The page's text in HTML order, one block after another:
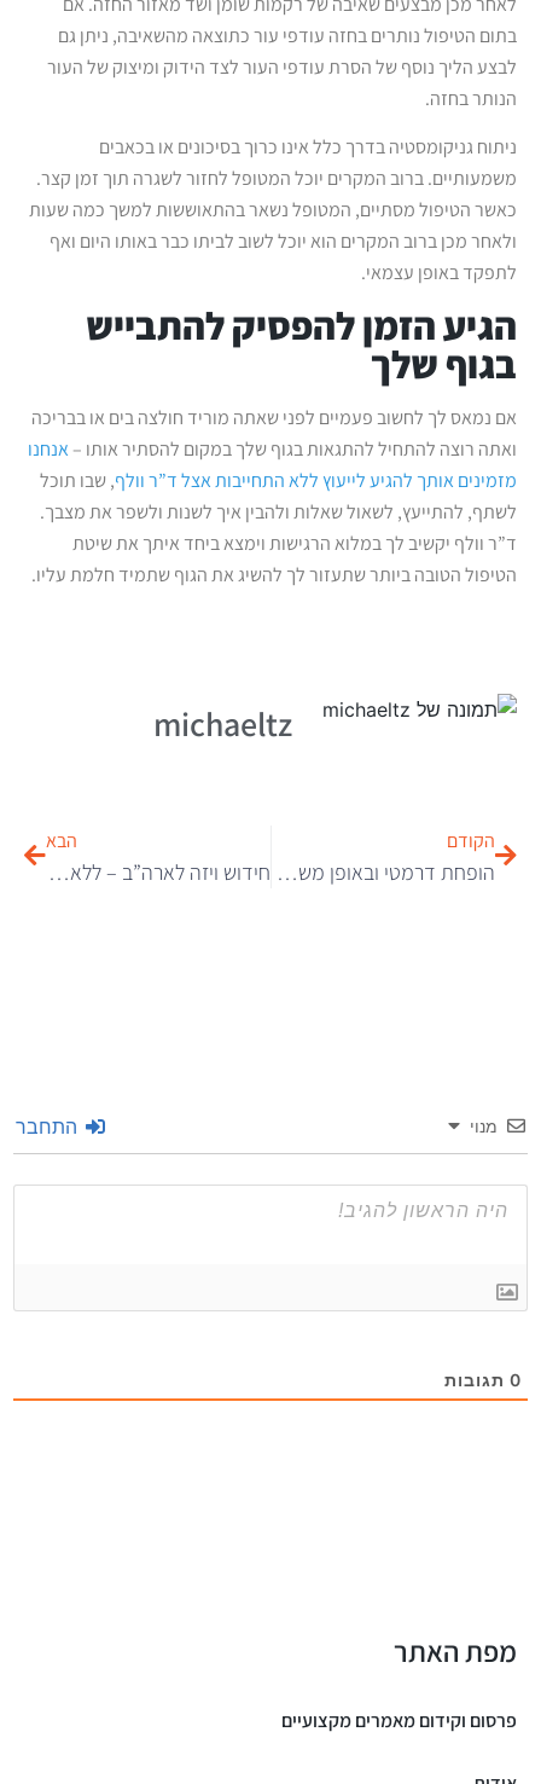
בתום הטיפול נותרים בחזה עודפי עור כתוצאה מהשאיבה, ניתן גם
לבצע הליך נוסף של הסרת עודפי העור לצד הידוק ומיצוק של העור
הנותר בחזה.
ניתוח גניקומסטיה בדרך כלל אינו כרוך בסיכונים או בכאבים
משמעותיים. ברוב המקרים יוכל המטופל לחזור לשגרה תוך זמן קצר.
כאשר הטיפול מסתיים, המטופל נשאר בהתאוששות למשך כמה שעות
ולאחר מכן ברוב המקרים הוא יוכל לשוב לביתו כבר באותו היום ואף
לתפקד באופן עצמאי.
הגיע הזמן להפסיק להתבייש
בגוף שלך
אם נמאס לך לחשוב פעמיים לפני שאתה מוריד חולצה בים או בבריכה
ואתה רוצה להתחיל להתגאות בגוף שלך במקום להסתיר אותו –אנחנו
מזמינים אותך להגיע לייעוץ ללא התחייבות אצל ד”ר וולף, שבו תוכל
לשתף, להתייעץ, לשאול שאלות ולהבין איך לשנות ולשפר את מצבך.
ד”ר וולף יקשיב לך במלוא הרגישות וימצא ביחד איתך את שיטת
הטיפול הטובה ביותר שתעזור לך להשיג את הגוף שתמיד חלמת עליו.
michaeltz
הקודם
הופחת דרמטי ובאופן משמעותי ביותר – 81% הקנס שהוטל על חברת “אופק המרכז לזכויות” בע”מ
הבא
חידוש ויזה לארה”ב – ללא הגעה לראיון בשגרירות!
מנוי התחבר
0תגובות
מפת האתר
פרסום וקידום מאמרים מקצועיים